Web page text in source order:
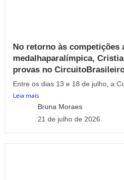
No retorno às competições
medalhaparalímpica,
provas no
Entre os dias 13 e 18 de julho, a
Leia mais
Bruna Moraes
21 de julho de 2026